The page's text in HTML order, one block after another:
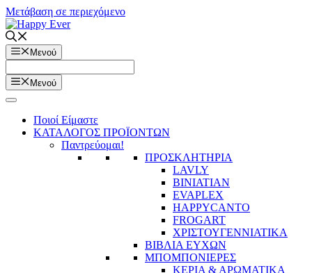
Μετάβαση σε περιεχόμενο
Μενού
Μενού
Ποιοί Είμαστε
ΚΑΤΑΛΟΓΟΣ ΠΡΟΪΟΝΤΩΝ
Παντρεύομαι!
ΠΡΟΣΚΛΗΤΗΡΙΑ
LAVLY
BINIATIAN
EVAPLEX
HAPPYCANTO
FROGART
ΧΡΙΣΤΟΥΓΕΝΝΙΑΤΙΚΑ
ΒΙΒΛΙΑ ΕΥΧΩΝ
ΜΠΟΜΠΟΝΙΕΡΕΣ
ΚΕΡΙΑ & ΑΡΩΜΑΤΙΚΑ